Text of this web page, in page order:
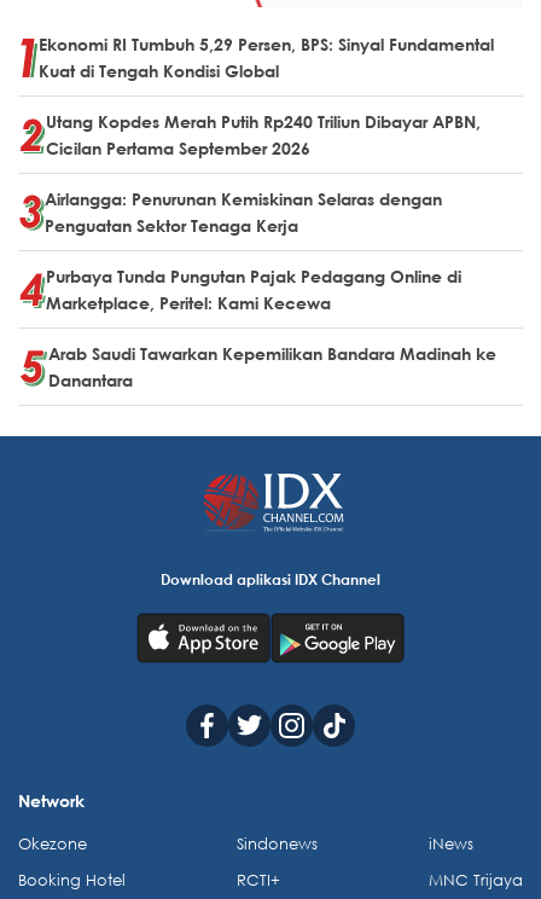
Ekonomi RI Tumbuh 5,29 Persen, BPS: Sinyal Fundamental
Kuat di Tengah Kondisi Global
Utang Kopdes Merah Putih Rp240 Triliun Dibayar APBN,
Cicilan Pertama September 2026
Airlangga: Penurunan Kemiskinan Selaras dengan
Penguatan Sektor Tenaga Kerja
Purbaya Tunda Pungutan Pajak Pedagang Online di
Marketplace, Peritel: Kami Kecewa
Arab Saudi Tawarkan Kepemilikan Bandara Madinah ke
Danantara
Download aplikasi IDX Channel
Network
Okezone
Booking Hotel
Sindonews
RCTI+
iNews
MNC Trijaya